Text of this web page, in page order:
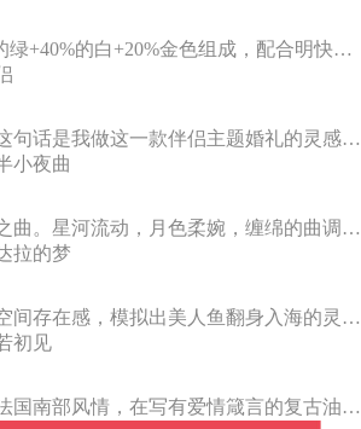
整场婚礼色调以40%的绿+40%的白+20%金色组成，配合明快的色调流露出生机盎然，既维持极简线条设计感，又巧妙把握住视觉情绪。
陪伴是长情的告白，这句话是我做这一款伴侣主题婚礼的灵感。今年大热的珊瑚橙带来了一如陪伴的温暖和细腻，半圆为载体的发光情侣头像深情对望，一起组成完整的圆环，一如初见时的美好，又似陪伴一生的美满。
灵感源于灵动的月夜之曲。星河流动，月色柔婉，缠绵的曲调自花叶间隐隐传来，撩人心弦。
从美学和立体学展现空间存在感，模拟出美人鱼翻身入海的灵动意韵，将视觉效果铺延至海平面，既交织出柔和梦幻质感，又如浪花般波光伏动，熠熠闪耀。
灵感源于浪漫清新的法国南部风情，在写有爱情箴言的复古油画卷轴前，互诉诺言，相守一生。